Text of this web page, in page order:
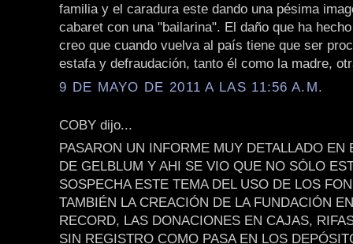
familia y el caradura este dando una pésima
cabaret con una "bailarina". El daño que ha
creo que cuando vuelva al país tiene que ser
estafa y defraudación, tanto él como la madre,
9 DE MAYO DE 2011 A LAS 11:56 A.M.
COBY dijo...
PASARON UN INFORME MUY DETALLADO EN
DE GELBLUM Y AHI SE VIO QUE NO SÓLO
SOSPECHA ESTE TEMA DEL USO DE LOS
TAMBIÉN LA CREACIÓN DE LA FUNDACIÓN
RECORD, LAS DONACIONES EN CAJAS,
SIN REGISTRO COMO PASA EN LOS